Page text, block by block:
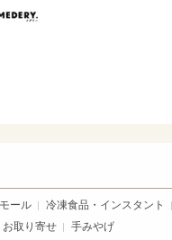
い肉
ール
冷凍食品・インスタント
お取り寄せ 手みやげ